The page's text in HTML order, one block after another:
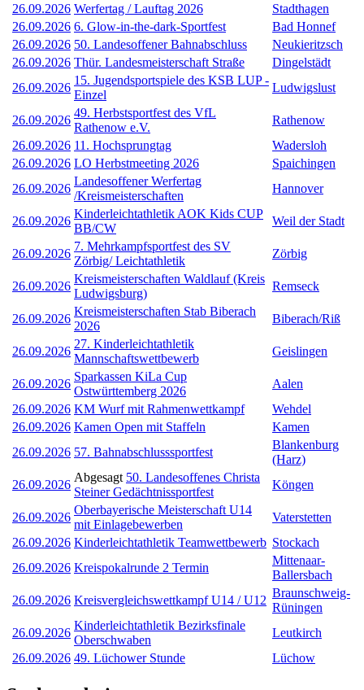
26.09.2026 Werfertag / Lauftag 2026
Stadthagen
26.09.2026 6. Glow-in-the-dark-Sportfest
Bad Honnef
26.09.2026 50. Landesoffener Bahnabschluss
Neukieritzsch
26.09.2026 Thür. Landesmeisterschaft Straße
Dingelstädt
26.09.2026
15. Jugendsportspiele des KSB LUP -
Einzel
Ludwigslust
26.09.2026
49. Herbstsportfest des VfL
Rathenow e.V.
Rathenow
26.09.2026 11. Hochsprungtag
Wadersloh
26.09.2026 LO Herbstmeeting 2026
Spaichingen
26.09.2026
Landesoffener Werfertag
/Kreismeisterschaften
Hannover
26.09.2026
Kinderleichtathletik AOK Kids CUP
BB/CW
Weil der Stadt
26.09.2026
7. Mehrkampfsportfest des SV
Zörbig/ Leichtathletik
Zörbig
26.09.2026
Kreismeisterschaften Waldlauf (Kreis
Ludwigsburg)
Remseck
26.09.2026
Kreismeisterschaften Stab Biberach
2026
Biberach/Riß
26.09.2026
27. Kinderleichtathletik
Mannschaftswettbewerb
Geislingen
26.09.2026
Sparkassen KiLa Cup
Ostwürttemberg 2026
Aalen
26.09.2026 KM Wurf mit Rahmenwettkampf
Wehdel
26.09.2026 Kamen Open mit Staffeln
Kamen
26.09.2026 57. Bahnabschlusssportfest
Blankenburg
(Harz)
26.09.2026
Abgesagt 50. Landesoffenes Christa
Steiner Gedächtnissportfest
Köngen
26.09.2026
Oberbayerische Meisterschaft U14
mit Einlagebewerben
Vaterstetten
26.09.2026 Kinderleichtathletik Teamwettbewerb Stockach
26.09.2026 Kreispokalrunde 2 Termin
Mittenaar-
Ballersbach
26.09.2026 Kreisvergleichswettkampf U14 / U12
Braunschweig-
Rüningen
26.09.2026
Kinderleichtathletik Bezirksfinale
Oberschwaben
Leutkirch
26.09.2026 49. Lüchower Stunde Lüchow